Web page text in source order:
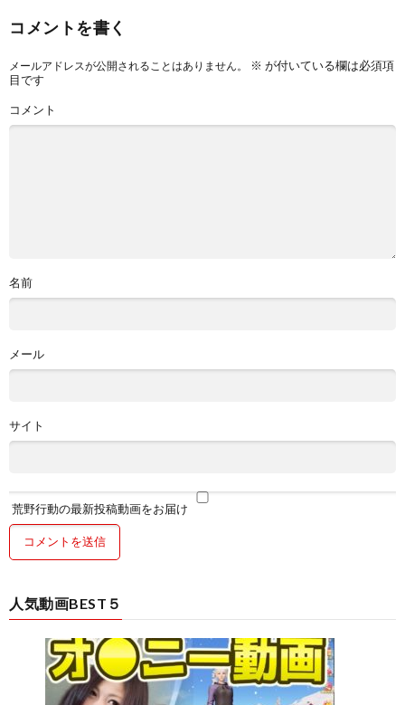
コメントを書く
メールアドレスが公開されることはありません。 ※ が付いている欄は必須項
目です
コメント
名前
メール
サイト
荒野行動の最新投稿動画をお届け
人気動画BEST５